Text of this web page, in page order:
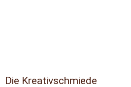
Die Kreativschmiede